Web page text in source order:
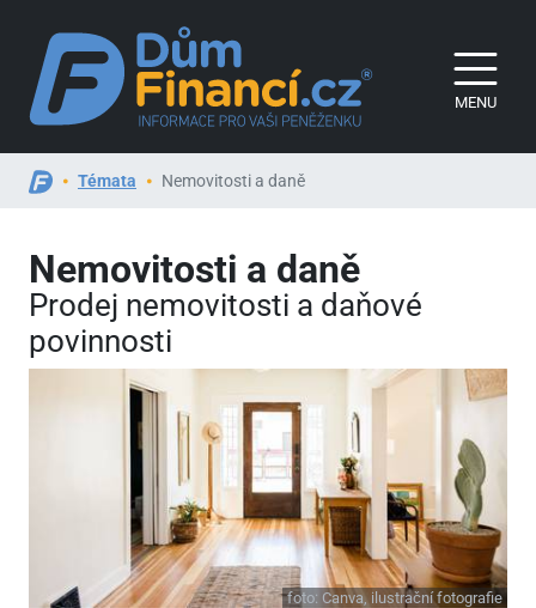
MENU
Témata Nemovitosti a daně
Nemovitosti a daně
Prodej nemovitosti a daňové
povinnosti
foto: Canva, ilustrační fotografie